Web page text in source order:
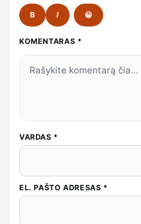
B I 😀
KOMENTARAS *
VARDAS *
EL. PAŠTO ADRESAS *